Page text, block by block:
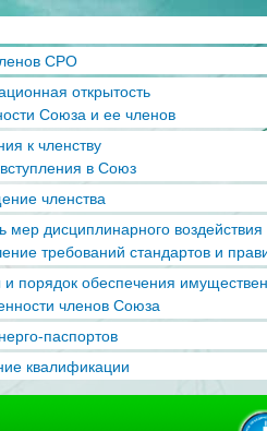
СРО
открытость
Союза и ее членов
к членству
в Союз
членства
мер дисциплинарного воздействия
требований стандартов и
порядок обеспечения
членов Союза
паспортов
квалификации